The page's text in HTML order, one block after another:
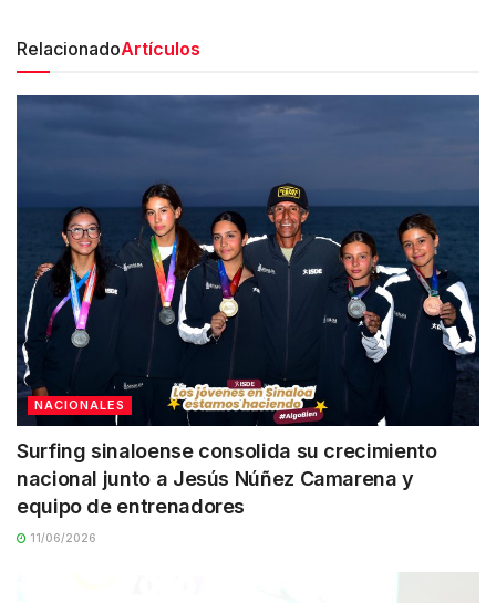
RelacionadoArtículos
NACIONALES
Surfing sinaloense consolida su crecimiento
nacional junto a Jesús Núñez Camarena y
equipo de entrenadores
11/06/2026